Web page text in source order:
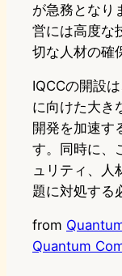
が急務となり
営には高度な
切な人材の確
IQCCの開設
に向けた大き
開発を加速す
す。同時に、
ュリティ、人
題に対処する
from
Quantum